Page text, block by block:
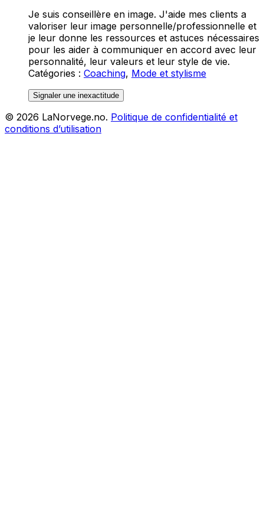
Je suis conseillère en image. J'aide mes clients a
valoriser leur image personnelle/professionnelle et
je leur donne les ressources et astuces nécessaires
pour les aider à communiquer en accord avec leur
personnalité, leur valeurs et leur style de vie.
Catégories : Coaching, Mode et stylisme
Signaler une inexactitude
© 2026 LaNorvege.no. Politique de confidentialité et
conditions d’utilisation